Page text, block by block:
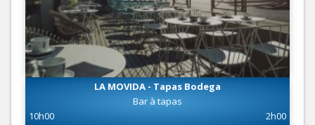
LA MOVIDA - Tapas Bodega
Bar à tapas
10h00
2h00